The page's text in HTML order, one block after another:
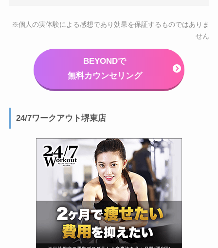
※個人の実体験による感想であり効果を保証するものではありま
せん
BEYONDで
無料カウンセリング
24/7ワークアウト堺東店